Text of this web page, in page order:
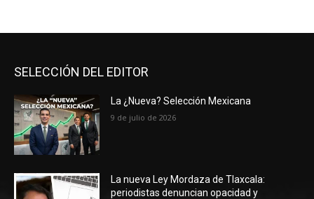
SELECCIÓN DEL EDITOR
La ¿Nueva? Selección Mexicana
9 de julio de 2026
La nueva Ley Mordaza de Tlaxcala:
periodistas denuncian opacidad y